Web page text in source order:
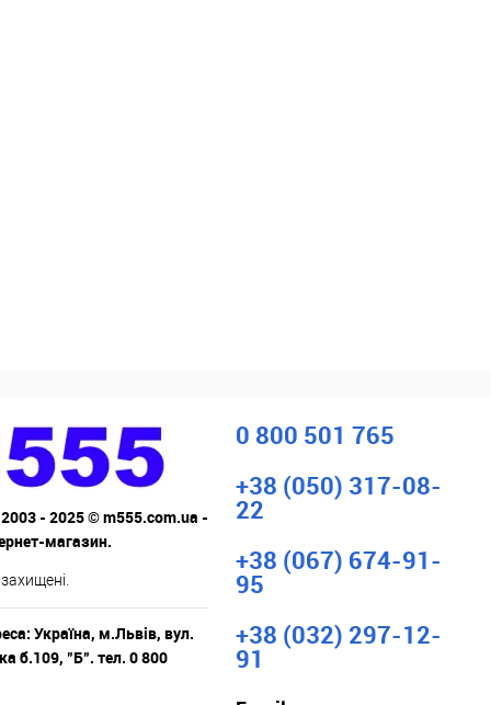
- 2025 © m555.com.ua -
магазин.
Україна, м.Львів, вул.
б.109, "Б". тел. 0 800
0 800 501 765
+38 (050) 317-08-
22
+38 (067) 674-91-
95
+38 (032) 297-12-
91